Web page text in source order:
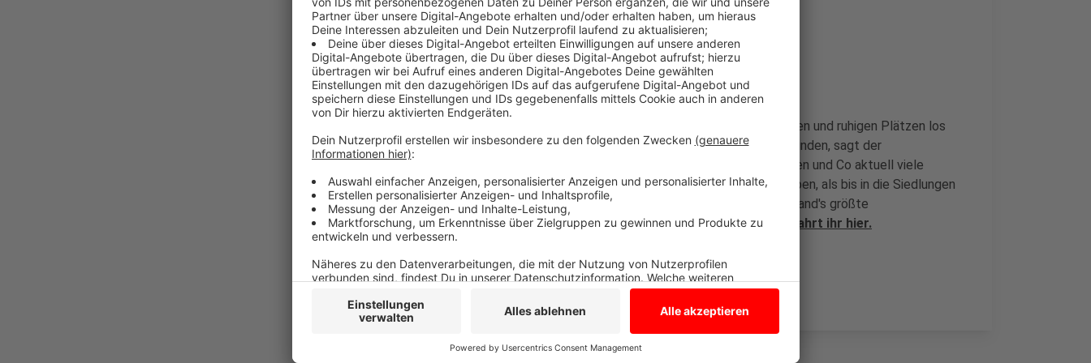
Jeder kann mithelfen
Anzeige
In diesem Jahr wird allerdings nicht sehr viel an den Futterhäuschen und ruhigen Plätzen los
sein, da die Vögel wegen der milden Temperaturen leicht Futter finden, sagt der
Naturschutzbund NABU. Dazu kommt, dass Eichen, Buchen, Fichten und Co aktuell viele
Früchte tragen und deshalb einige Vögel eher in den Wäldern bleiben, als bis in die Siedlungen
zu kommen. Die "Stunde der Wintervögel" ist laut NABU Deutschland's größte
wissenschaftliche Mitmachaktion.Wir ihr mitmachen könnt erfahrt ihr hier.
Anzeige